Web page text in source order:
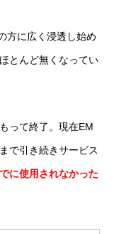
方に広く浸透し始め
とんど無くなってい
って終了。現在EM
で引き続きサービス
に使用されなかった